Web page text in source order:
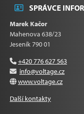
SPRÁVCE
Marek Kačor
Mahenova 638/23
Jeseník 790 01
+420 776 627 563
info@voltage.cz
www.voltage.cz
Další kontakty